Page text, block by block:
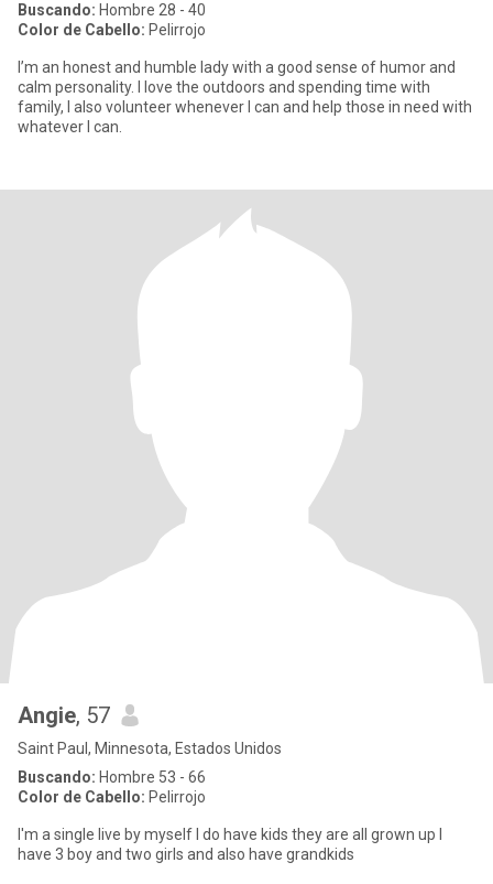
Buscando: Hombre 28 - 40
Color de Cabello: Pelirrojo
I’m an honest and humble lady with a good sense of humor and
calm personality. I love the outdoors and spending time with
family, I also volunteer whenever I can and help those in need with
whatever I can.
Angie, 57
Saint Paul, Minnesota, Estados Unidos
Buscando: Hombre 53 - 66
Color de Cabello: Pelirrojo
I'm a single live by myself I do have kids they are all grown up I
have 3 boy and two girls and also have grandkids